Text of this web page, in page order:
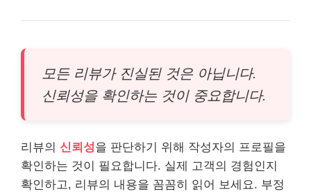
모든 리뷰가 진실된 것은 아닙니다.
신뢰성을 확인하는 것이 중요합니다.
리뷰의 신뢰성을 판단하기 위해 작성자의 프로필을
확인하는 것이 필요합니다. 실제 고객의 경험인지
확인하고, 리뷰의 내용을 꼼꼼히 읽어 보세요. 부정